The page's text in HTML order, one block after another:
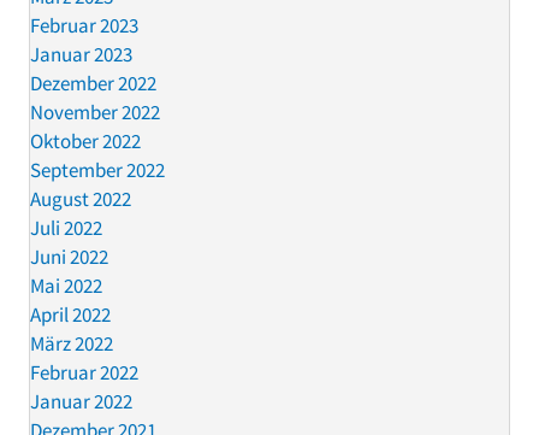
Februar 2023
Januar 2023
Dezember 2022
November 2022
Oktober 2022
September 2022
August 2022
Juli 2022
Juni 2022
Mai 2022
April 2022
März 2022
Februar 2022
Januar 2022